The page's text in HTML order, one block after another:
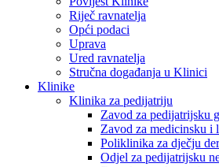
Riječ ravnatelja
Opći podaci
Uprava
Ured ravnatelja
Stručna događanja u Klinici
Klinike
Klinika za pedijatriju
Zavod za pedijatrijsku
Zavod za medicinsku i
Poliklinika za dječju
Odjel za pedijatrijsku